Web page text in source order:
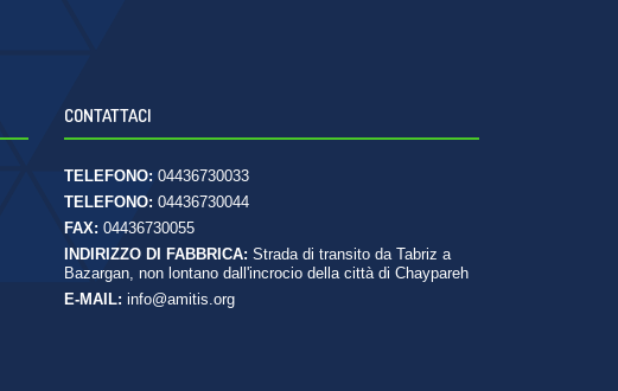
CONTATTACI
TELEFONO: 04436730033
TELEFONO: 04436730044
FAX: 04436730055
INDIRIZZO DI FABBRICA: Strada di transito da Tabriz a
Bazargan, non lontano dall'incrocio della città di Chaypareh
E-MAIL: info@amitis.org